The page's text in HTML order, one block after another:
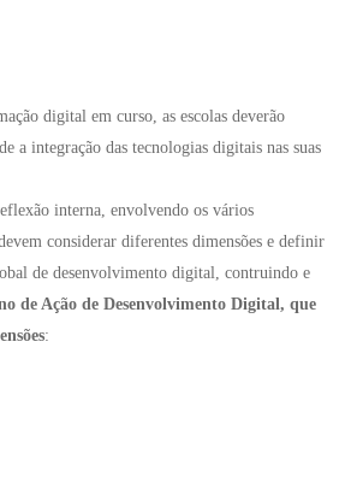
digital em curso, as escolas deverão
a integração das tecnologias digitais nas suas
interna, envolvendo os vários
considerar diferentes dimensões e definir
de desenvolvimento digital, contruindo e
de Ação de Desenvolvimento Digital, que
: